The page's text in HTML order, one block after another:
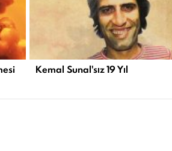
Kemal Sunal'sız 19 Yıl